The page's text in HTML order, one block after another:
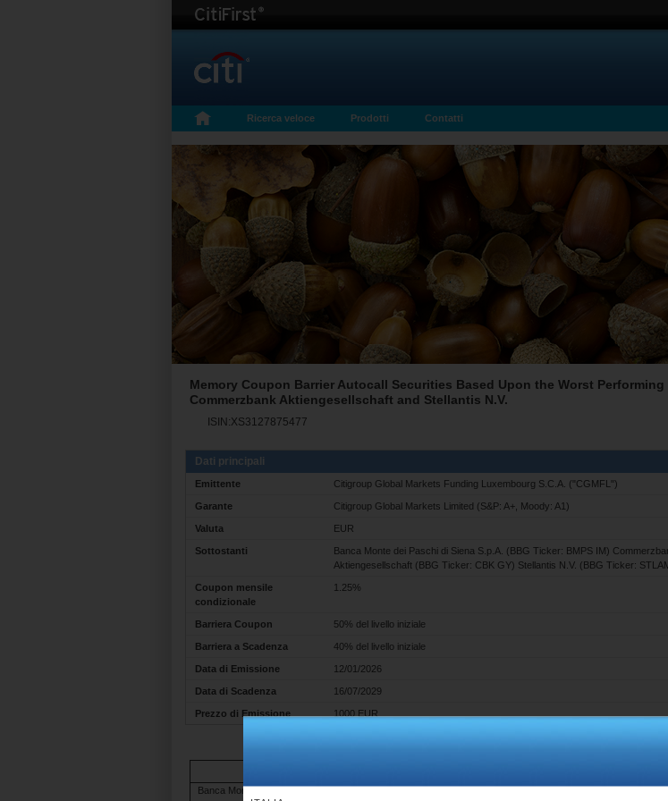
Ricerca veloce Prodotti Contatti
Memory Coupon Barrier Autocall Securities Based Upon the Worst
Commerzbank Aktiengesellschaft and Stellantis N.V.
ISIN:XS3127875477
Dati principali
Emittente Citigroup Global Markets Funding Luxembourg S.C.A. ("CGMFL")
Garante Citigroup Global Markets Limited (S&P: A+, Moody: A1)
Valuta EUR
Sottostanti
Banca Monte dei Paschi di Siena S.p.A. (BBG Ticker: BMPS IM)
Aktiengesellschaft (BBG Ticker: CBK GY) Stellantis N.V. (BBG Ticker:
Coupon mensile
condizionale
1.25%
Barriera Coupon 50% del livello iniziale
Barriera a Scadenza 40% del livello iniziale
Data di Emissione 12/01/2026
Data di Scadenza 16/07/2029
Prezzo di Emissione 1000 EUR
Banca Monte dei Paschi di Siena S.p.A. (BBG Ticker: BMPS IM) EUR 8.929 EUR 3.5716